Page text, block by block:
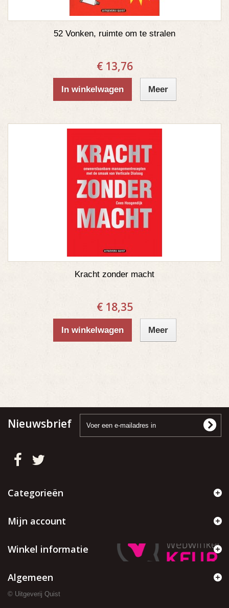
52 Vonken, ruimte om te stralen
€ 13,76
In winkelwagen Meer
Kracht zonder macht
€ 18,35
In winkelwagen Meer
Nieuwsbrief
Categorieën
Mijn account
Winkel informatie
Algemeen
© Uitgeverij Quist